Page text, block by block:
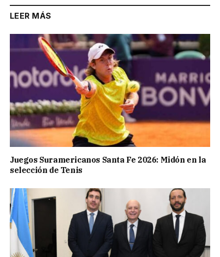
LEER MÁS
Juegos Suramericanos Santa Fe 2026: Midón en la
selección de Tenis